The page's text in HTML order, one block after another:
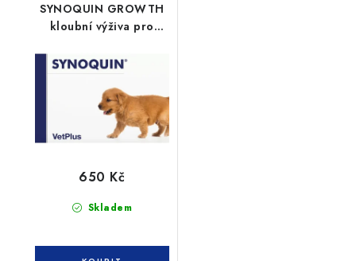
SYNOQUIN GROWTH
kloubní výživa pro
Skladem
650 Kč